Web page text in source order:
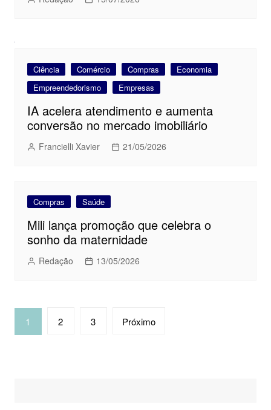
Ciência Comércio Compras
Economia
Empreendedorismo
Empresas
IA acelera atendimento e aumenta
conversão no mercado imobiliário
Francielli Xavier 21/05/2026
Compras Saúde
Mili lança promoção que celebra o
sonho da maternidade
Redação 13/05/2026
Navegação
por
1 2 3 Próximo